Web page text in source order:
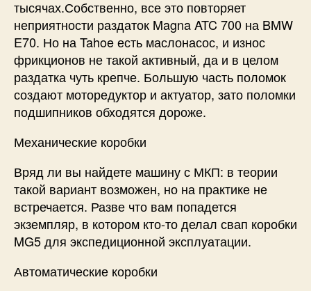
тысячах.Собственно, все это повторяет
неприятности раздаток Magna ATC 700 на BMW
E70. Но на Tahoe есть маслонасос, и износ
фрикционов не такой активный, да и в целом
раздатка чуть крепче. Большую часть поломок
создают моторедуктор и актуатор, зато поломки
подшипников обходятся дороже.
Механические коробки
Вряд ли вы найдете машину с МКП: в теории
такой вариант возможен, но на практике не
встречается. Разве что вам попадется
экземпляр, в котором кто-то делал свап коробки
MG5 для экспедиционной эксплуатации.
Автоматические коробки